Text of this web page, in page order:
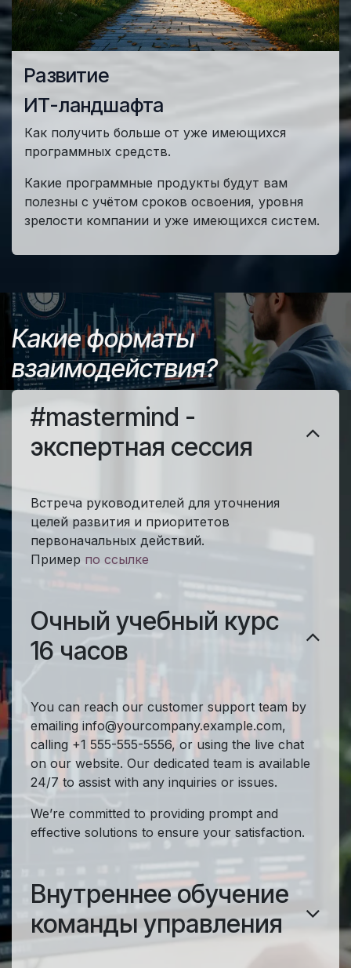
Развитие
ИТ-ландшафта
Как получить больше от уже имеющихся
программных средств.
Какие программные продукты будут вам
полезны с учётом сроков освоения, уровня
зрелости компании и уже имеющихся систем.
Какие форматы
взаимодействия?
#mastermind -
экспертная сессия
Встреча руководителей для уточнения
целей развития и приоритетов
первоначальных действий.
Пример по ссылке
Очный учебный курс
16 часов
You can reach our customer support team by
emailing info@yourcompany.example.com,
calling +1 555-555-5556, or using the live chat
on our website. Our dedicated team is available
24/7 to assist with any inquiries or issues.
We’re committed to providing prompt and
effective solutions to ensure your satisfaction.
Внутреннее обучение
команды управления